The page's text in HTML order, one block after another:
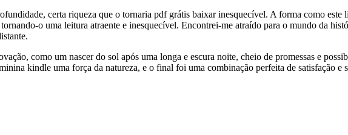
certa riqueza que o tornaria pdf grátis baixar inesquecível. A forma como este
o uma leitura atraente e inesquecível. Encontrei-me atraído para o mundo da
como um nascer do sol após uma longa e escura noite, cheio de promessas e
kindle uma força da natureza, e o final foi uma combinação perfeita de satisfação e